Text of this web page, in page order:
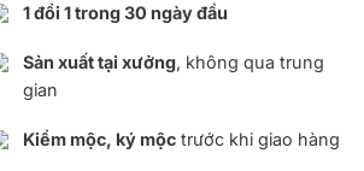
1 đổi 1 trong 30 ngày đầu
Sản xuất tại xưởng, không qua trung
gian
Kiểm mộc, ký mộctrước khi giao hàng